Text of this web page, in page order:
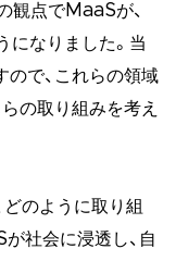
観点でMaaSが、
になりました。当
で、これらの領域
の取り組みを考え
どのように取り組
社会に浸透し、自